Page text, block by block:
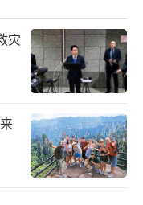
灾